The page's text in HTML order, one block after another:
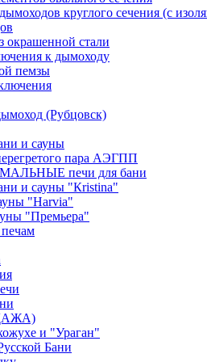
круглого сечения (с
стали
к дымоходу
пемзы
(Рубцовск)
и сауны
пара АЭГПП
печи для бани
и сауны "Кristina"
"Harvia"
"Премьера"
и "Ураган"
Бани